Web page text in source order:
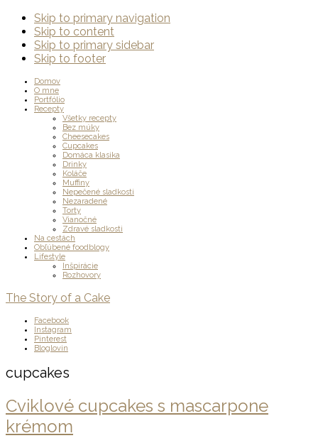
Skip to primary navigation
Skip to content
Skip to primary sidebar
Skip to footer
Main
navigation
Domov
O mne
Portfólio
Recepty
Všetky recepty
Bez múky
Cheesecakes
Cupcakes
Domáca klasika
Drinky
Koláče
Muffiny
Nepečené sladkosti
Nezaradené
Torty
Vianočné
Zdravé sladkosti
Na cestách
Obľúbené foodblogy
Lifestyle
Inšpirácie
Rozhovory
The Story of a Cake
Facebook
Instagram
Pinterest
Bloglovin
cupcakes
Cviklové cupcakes s mascarpone
krémom